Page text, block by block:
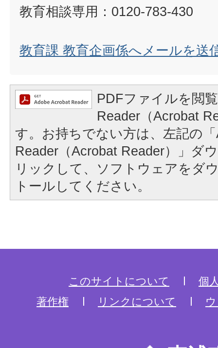
教育相談専用：0120-783-430
教育課 教育企画係へメールを送
PDFファイルを閲
Reader（Acrobat
す。お持ちでない方は、左記の
Reader（Acrobat Reader）」ダ
リックして、ソフトウェアをダ
トールしてください。
このサイトについて
個
著作権
リンクについて